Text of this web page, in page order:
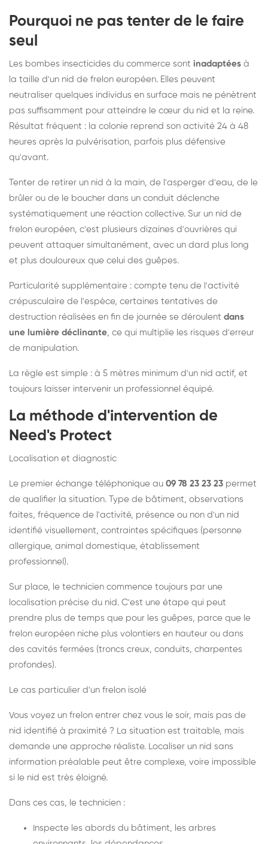
Pourquoi ne pas tenter de le faire
seul
Les bombes insecticides du commerce sont inadaptées à
la taille d'un nid de frelon européen. Elles peuvent
neutraliser quelques individus en surface mais ne pénètrent
pas suffisamment pour atteindre le cœur du nid et la reine.
Résultat fréquent : la colonie reprend son activité 24 à 48
heures après la pulvérisation, parfois plus défensive
qu'avant.
Tenter de retirer un nid à la main, de l'asperger d'eau, de le
brûler ou de le boucher dans un conduit déclenche
systématiquement une réaction collective. Sur un nid de
frelon européen, c'est plusieurs dizaines d'ouvrières qui
peuvent attaquer simultanément, avec un dard plus long
et plus douloureux que celui des guêpes.
Particularité supplémentaire : compte tenu de l'activité
crépusculaire de l'espèce, certaines tentatives de
destruction réalisées en fin de journée se déroulent dans
une lumière déclinante, ce qui multiplie les risques d'erreur
de manipulation.
La règle est simple : à 5 mètres minimum d'un nid actif, et
toujours laisser intervenir un professionnel équipé.
La méthode d'intervention de
Need's Protect
Localisation et diagnostic
Le premier échange téléphonique au 09 78 23 23 23 permet
de qualifier la situation. Type de bâtiment, observations
faites, fréquence de l'activité, présence ou non d'un nid
identifié visuellement, contraintes spécifiques (personne
allergique, animal domestique, établissement
professionnel).
Sur place, le technicien commence toujours par une
localisation précise du nid. C'est une étape qui peut
prendre plus de temps que pour les guêpes, parce que le
frelon européen niche plus volontiers en hauteur ou dans
des cavités fermées (troncs creux, conduits, charpentes
profondes).
Le cas particulier d'un frelon isolé
Vous voyez un frelon entrer chez vous le soir, mais pas de
nid identifié à proximité ? La situation est traitable, mais
demande une approche réaliste. Localiser un nid sans
information préalable peut être complexe, voire impossible
si le nid est très éloigné.
Dans ces cas, le technicien :
Inspecte les abords du bâtiment, les arbres